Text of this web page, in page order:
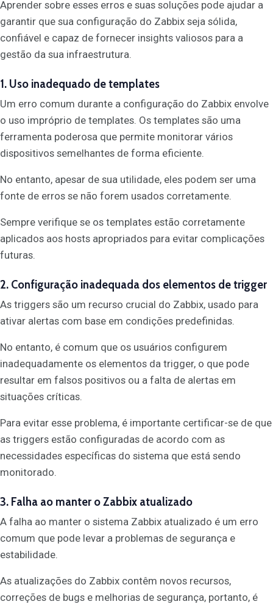
Aprender sobre esses erros e suas soluções pode ajudar a
garantir que sua configuração do Zabbix seja sólida,
confiável e capaz de fornecer insights valiosos para a
gestão da sua infraestrutura.
1. Uso inadequado de templates
Um erro comum durante a configuração do Zabbix envolve
o uso impróprio de templates. Os templates são uma
ferramenta poderosa que permite monitorar vários
dispositivos semelhantes de forma eficiente.
No entanto, apesar de sua utilidade, eles podem ser uma
fonte de erros se não forem usados corretamente.
Sempre verifique se os templates estão corretamente
aplicados aos hosts apropriados para evitar complicações
futuras.
2. Configuração inadequada dos elementos de trigger
As triggers são um recurso crucial do Zabbix, usado para
ativar alertas com base em condições predefinidas.
No entanto, é comum que os usuários configurem
inadequadamente os elementos da trigger, o que pode
resultar em falsos positivos ou a falta de alertas em
situações críticas.
Para evitar esse problema, é importante certificar-se de que
as triggers estão configuradas de acordo com as
necessidades específicas do sistema que está sendo
monitorado.
3. Falha ao manter o Zabbix atualizado
A falha ao manter o sistema Zabbix atualizado é um erro
comum que pode levar a problemas de segurança e
estabilidade.
As atualizações do Zabbix contêm novos recursos,
correções de bugs e melhorias de segurança, portanto, é